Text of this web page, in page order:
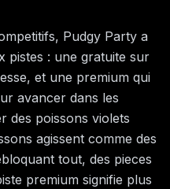
Pudgy Party a
pistes : une gratuite sur
et une premium qui
avancer dans les
des poissons violets
agissent comme des
tout, des pieces
premium signifie plus